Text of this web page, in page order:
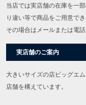
当店では実店舗の在庫を一
り違い等で商品をご用意で
その場合はメールまたは電
実店舗のご案内
大きいサイズの店ビッグエ
店舗を構えています。